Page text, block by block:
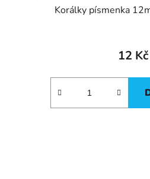
Korálky písmenka
12 Kč